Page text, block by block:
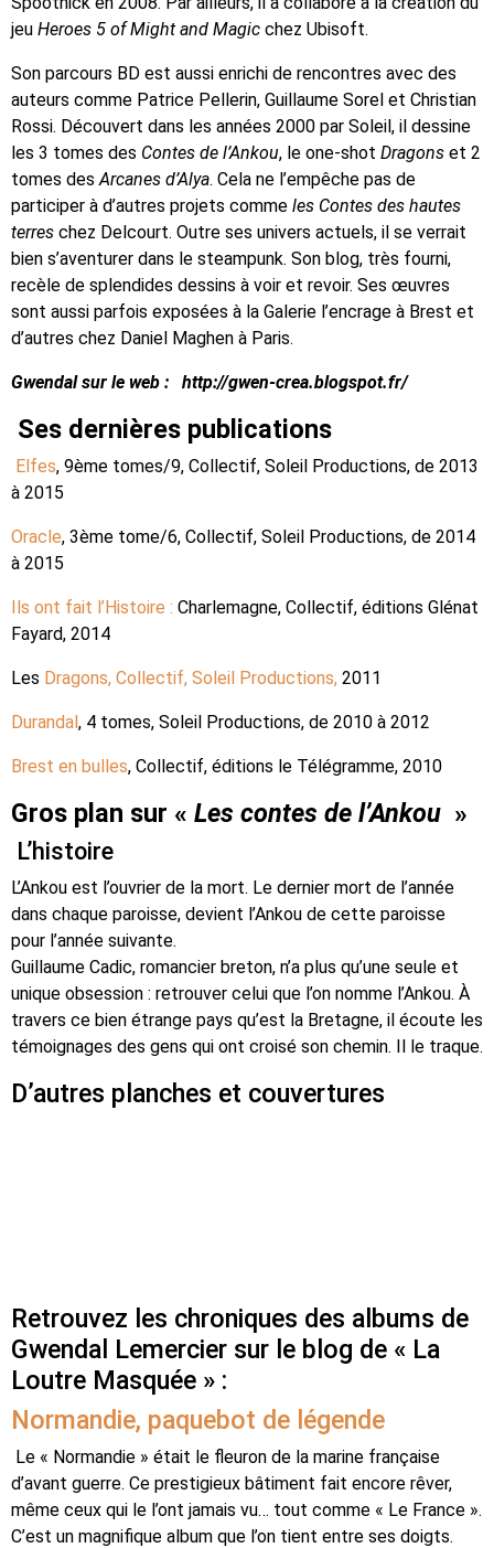
jeu Heroes 5 of Might and Magic chez Ubisoft.
Son parcours BD est aussi enrichi de rencontres avec des
auteurs comme Patrice Pellerin, Guillaume Sorel et Christian
Rossi. Découvert dans les années 2000 par Soleil, il dessine
les 3 tomes des Contes de l’Ankou, le one-shot Dragons et 2
tomes des Arcanes d’Alya. Cela ne l’empêche pas de
participer à d’autres projets comme les Contes des hautes
terres chez Delcourt. Outre ses univers actuels, il se verrait
bien s’aventurer dans le steampunk. Son blog, très fourni,
recèle de splendides dessins à voir et revoir. Ses œuvres
sont aussi parfois exposées à la Galerie l’encrage à Brest et
d’autres chez Daniel Maghen à Paris.
Gwendal sur le web : http://gwen-crea.blogspot.fr/
Ses dernières publications
Elfes, 9ème tomes/9, Collectif, Soleil Productions, de 2013
à 2015
Oracle, 3ème tome/6, Collectif, Soleil Productions, de 2014
à 2015
Ils ont fait l’Histoire : Charlemagne, Collectif, éditions Glénat
Fayard, 2014
Les Dragons, Collectif, Soleil Productions, 2011
Durandal, 4 tomes, Soleil Productions, de 2010 à 2012
Brest en bulles, Collectif, éditions le Télégramme, 2010
Gros plan sur « Les contes de l’Ankou »
L’histoire
L’Ankou est l’ouvrier de la mort. Le dernier mort de l’année
dans chaque paroisse, devient l’Ankou de cette paroisse
pour l’année suivante.
Guillaume Cadic, romancier breton, n’a plus qu’une seule et
unique obsession : retrouver celui que l’on nomme l’Ankou. À
travers ce bien étrange pays qu’est la Bretagne, il écoute les
témoignages des gens qui ont croisé son chemin. Il le traque.
D’autres planches et couvertures
Retrouvez les chroniques des albums de
Gwendal Lemercier sur le blog de « La
Loutre Masquée » :
Normandie, paquebot de légende
Le « Normandie » était le fleuron de la marine française
d’avant guerre. Ce prestigieux bâtiment fait encore rêver,
même ceux qui le l’ont jamais vu… tout comme « Le France ».
C’est un magnifique album que l’on tient entre ses doigts.